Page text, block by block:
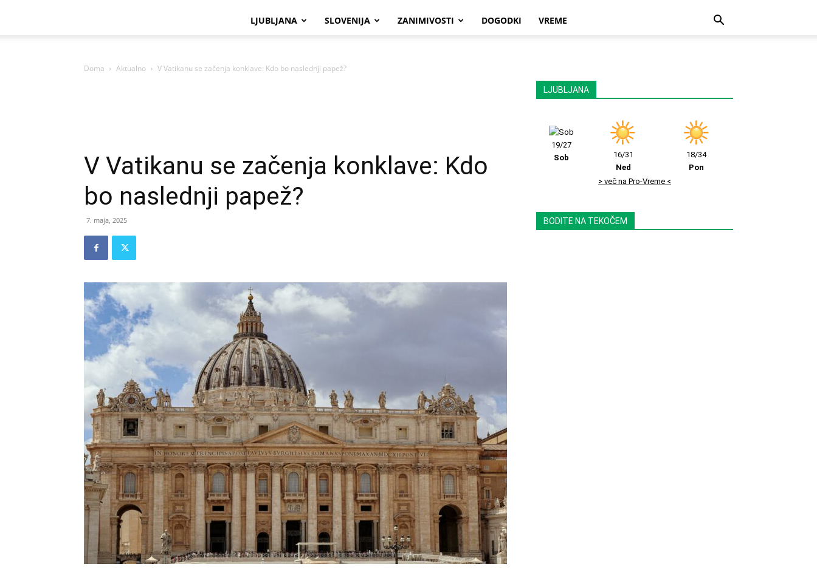
LJUBLJANA SLOVENIJA ZANIMIVOSTI DOGODKI VREME
Doma Aktualno V Vatikanu se začenja konklave: Kdo bo naslednji papež?
V Vatikanu se začenja konklave: Kdo
bo naslednji papež?
7. maja, 2025
LJUBLJANA
19/27
Sob
16/31
Ned
18/34
Pon
> več na Pro-Vreme <
BODITE NA TEKOČEM